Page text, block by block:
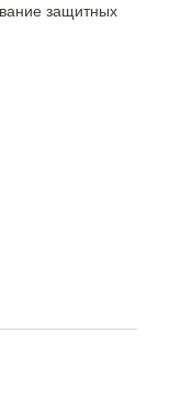
защитных